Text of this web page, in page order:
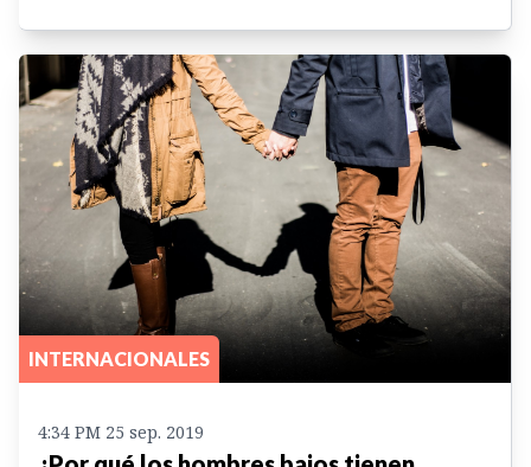
INTERNACIONALES
4:34 PM 25 sep. 2019